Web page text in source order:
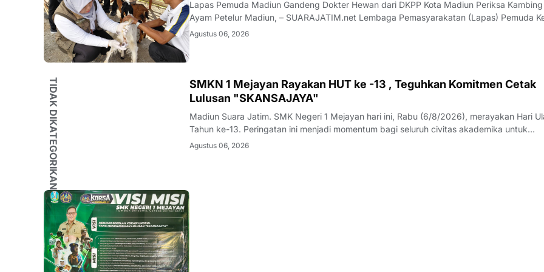
Lapas Pemuda Madiun Gandeng Dokter Hewan dari DKPP Kota Madiun Periksa
Ayam Petelur Madiun, – SUARAJATIM.net Lembaga Pemasyarakatan (Lapas) Pemuda Kelas IIA
Madiun terus menunjukkan komitmennya dalam meningkatkan kualitas program
Agustus 06, 2026
TIDAK DIKATEGORIKAN
SMKN 1 Mejayan Rayakan HUT ke -13 , Teguhkan Komitmen Cetak
Lulusan "SKANSAJAYA"
Madiun Suara Jatim. SMK Negeri 1 Mejayan hari ini, Rabu (6/8/2026), merayakan Hari
Tahun ke-13. Peringatan ini menjadi momentum bagi seluruh civitas akademika untuk
merefleksikan perjalanan 13 tahun membangun pendidikan vokasi di Kabupaten
Agustus 06, 2026